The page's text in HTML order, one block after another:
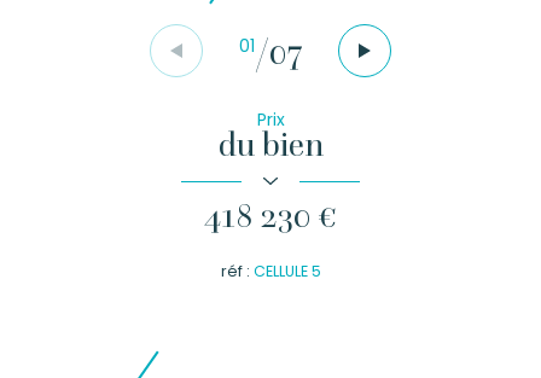
01 /07
Prix
du bien
418 230 €
réf : CELLULE 5